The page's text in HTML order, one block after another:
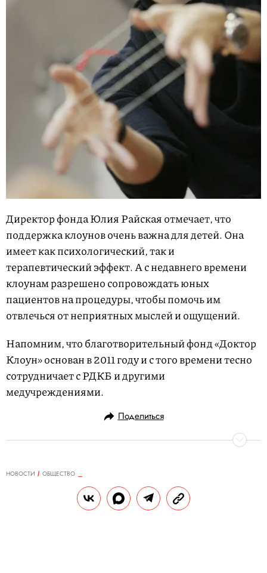
Директор фонда Юлия Райская отмечает, что
поддержка клоунов очень важна для детей. Она
имеет как психологический, так и
терапевтический эффект. А с недавнего времени
клоунам разрешено сопровождать юных
пациентов на процедуры, чтобы помочь им
отвлечься от неприятных мыслей и ощущений.
Напомним, что благотворительный фонд «Доктор
Клоун» основан в 2011 году и с того времени тесно
сотрудничает с РДКБ и другими
медучреждениями.
Поделиться
НОВОСТИ
ОБЩЕСТВО
Суд по делу Ефремова: экспертиза